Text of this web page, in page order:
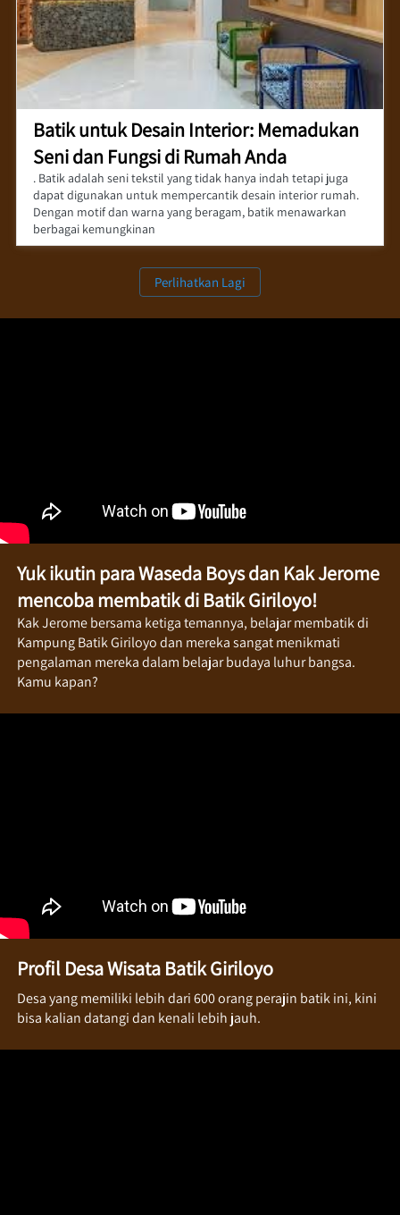
Batik untuk Desain Interior: Memadukan
Seni dan Fungsi di Rumah Anda
. Batik adalah seni tekstil yang tidak hanya indah tetapi juga
dapat digunakan untuk mempercantik desain interior rumah.
Dengan motif dan warna yang beragam, batik menawarkan
berbagai kemungkinan
`
Perlihatkan Lagi
Yuk ikutin para Waseda Boys dan Kak Jerome
mencoba membatik di Batik Giriloyo!
Kak Jerome bersama ketiga temannya, belajar membatik di
Kampung Batik Giriloyo dan mereka sangat menikmati
pengalaman mereka dalam belajar budaya luhur bangsa.
Kamu kapan?
Profil Desa Wisata Batik Giriloyo
Desa yang memiliki lebih dari 600 orang perajin batik ini, kini
bisa kalian datangi dan kenali lebih jauh.